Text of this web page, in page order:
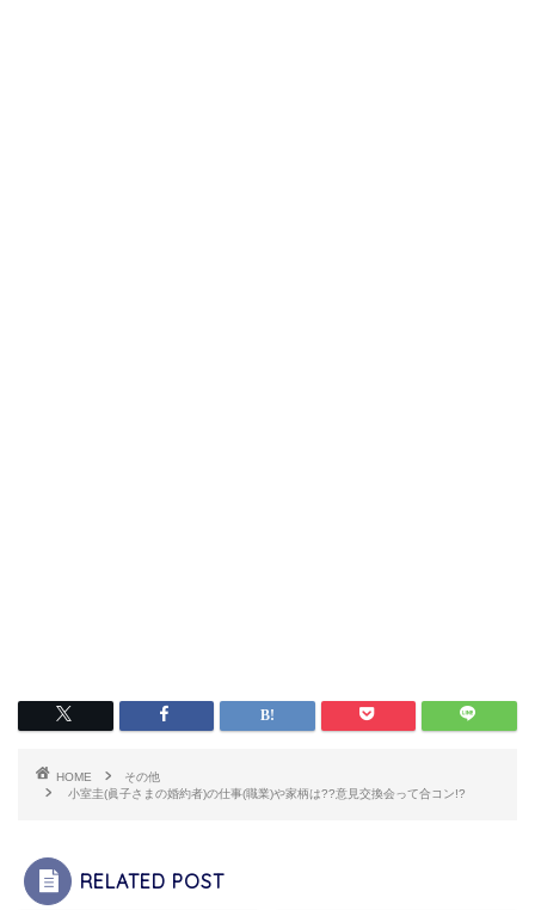
HOME
その他
小室圭(眞子さまの婚約者)の仕事(職業)や家柄は??意見交換会って合コン!?
RELATED POST